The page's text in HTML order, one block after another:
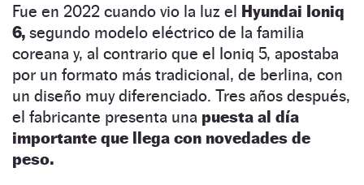
Fue en 2022 cuando vio la luz el Hyundai Ioniq
6, segundo modelo eléctrico de la familia
coreana y, al contrario que el Ioniq 5, apostaba
por un formato más tradicional, de berlina, con
un diseño muy diferenciado. Tres años después,
el fabricante presenta una puesta al día
importante que llega con novedades de
peso.